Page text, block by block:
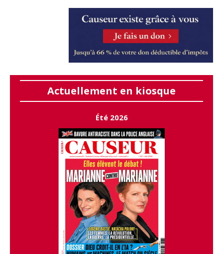
Actuellement en kiosque
Été 2026